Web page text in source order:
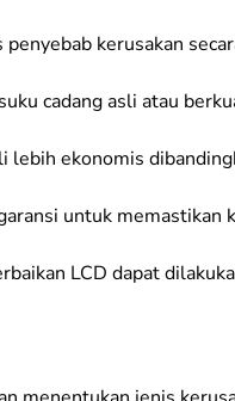
kerusakan
cadang asli atau
ekonomis
untuk memastikan
LCD dapat